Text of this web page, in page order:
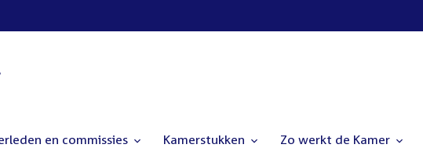
en commissies Kamerstukken Zo werkt de Kamer